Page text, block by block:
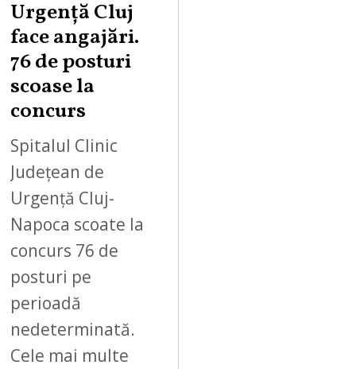
Urgență Cluj
face angajări.
76 de posturi
scoase la
concurs
Spitalul Clinic
Județean de
Urgență Cluj-
Napoca scoate la
concurs 76 de
posturi pe
perioadă
nedeterminată.
Cele mai multe